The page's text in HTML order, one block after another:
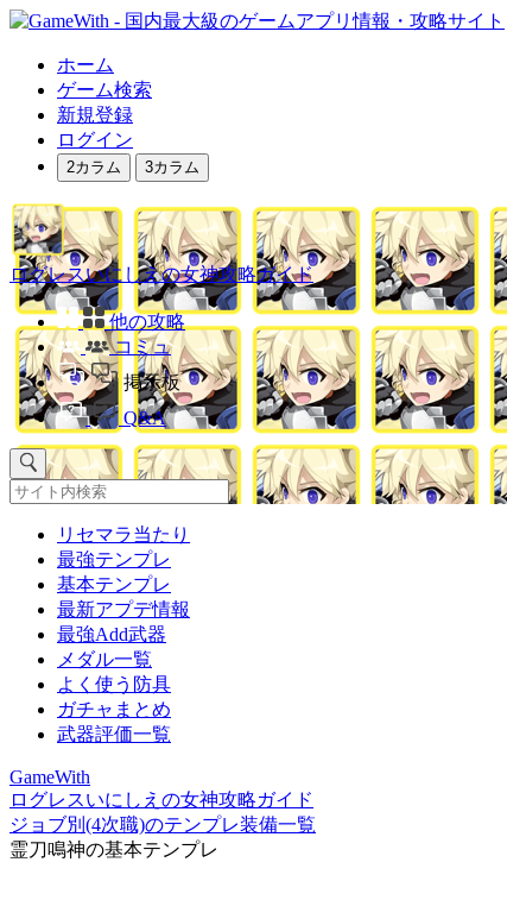
ホーム
ゲーム検索
新規登録
ログイン
2カラム 3カラム
ログレスいにしえの女神攻略ガイド
他の攻略
コミュ
掲示板
Q&A
リセマラ当たり
最強テンプレ
基本テンプレ
最新アプデ情報
最強Add武器
メダル一覧
よく使う防具
ガチャまとめ
武器評価一覧
GameWith
ログレスいにしえの女神攻略ガイド
ジョブ別(4次職)のテンプレ装備一覧
霊刀鳴神の基本テンプレ